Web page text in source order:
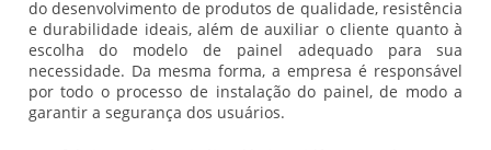
do desenvolvimento de produtos de qualidade, resistência
e durabilidade ideais, além de auxiliar o cliente quanto à
escolha do modelo de painel adequado para sua
necessidade. Da mesma forma, a empresa é responsável
por todo o processo de instalação do painel, de modo a
garantir a segurança dos usuários.